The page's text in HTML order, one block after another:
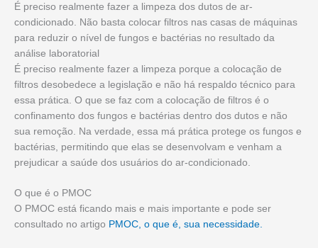
É preciso realmente fazer a limpeza dos dutos de ar-
condicionado. Não basta colocar filtros nas casas de máquinas
para reduzir o nível de fungos e bactérias no resultado da
análise laboratorial
É preciso realmente fazer a limpeza porque a colocação de
filtros desobedece a legislação e não há respaldo técnico para
essa prática. O que se faz com a colocação de filtros é o
confinamento dos fungos e bactérias dentro dos dutos e não
sua remoção. Na verdade, essa má prática protege os fungos e
bactérias, permitindo que elas se desenvolvam e venham a
prejudicar a saúde dos usuários do ar-condicionado.
O que é o PMOC
O PMOC está ficando mais e mais importante e pode ser
consultado no artigo PMOC, o que é, sua necessidade.